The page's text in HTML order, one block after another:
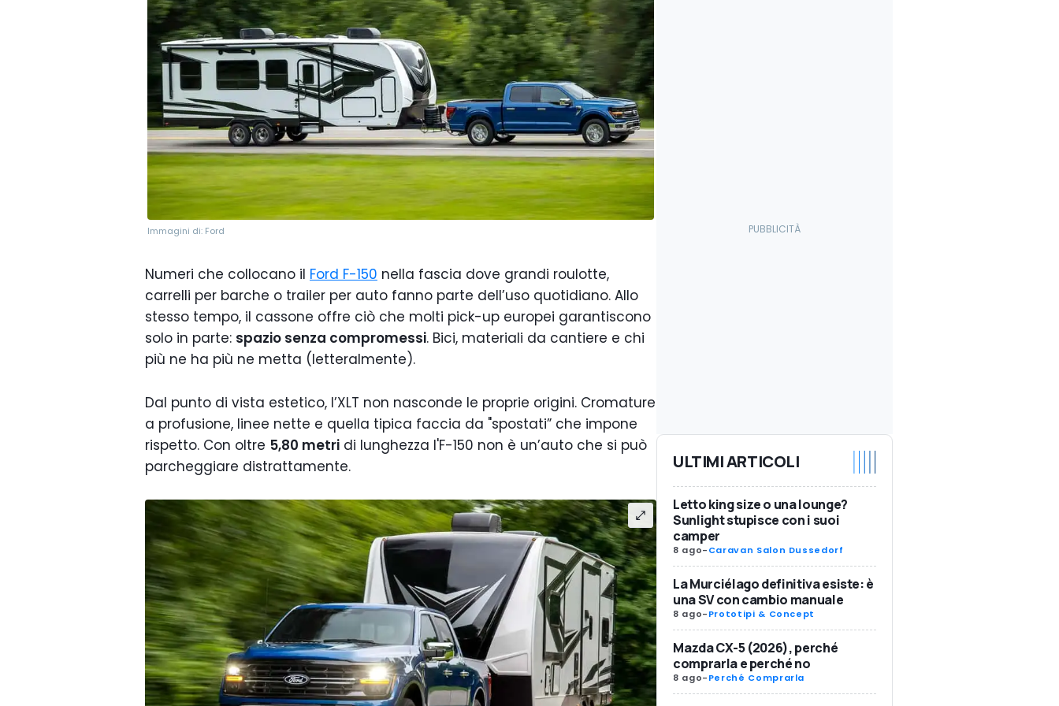
Immagini di: Ford
Numeri che collocano il Ford F-150 nella fascia dove grandi roulotte,
carrelli per barche o trailer per auto fanno parte dell’uso quotidiano. Allo
stesso tempo, il cassone offre ciò che molti pick-up europei garantiscono
solo in parte: spazio senza compromessi. Bici, materiali da cantiere e chi
più ne ha più ne metta (letteralmente).
Dal punto di vista estetico, l’XLT non nasconde le proprie origini. Cromature
a profusione, linee nette e quella tipica faccia da "spostati” che impone
rispetto. Con oltre 5,80 metri di lunghezza l'F-150 non è un’auto che si può
parcheggiare distrattamente.
ULTIMI ARTICOLI
Letto king size o una lounge?
Sunlight stupisce con i suoi
camper
8 ago-Caravan Salon Dussedorf
La Murciélago definitiva esiste: è
una SV con cambio manuale
8 ago-Prototipi & Concept
Mazda CX-5 (2026), perché
comprarla e perché no
8 ago-Perché Comprarla